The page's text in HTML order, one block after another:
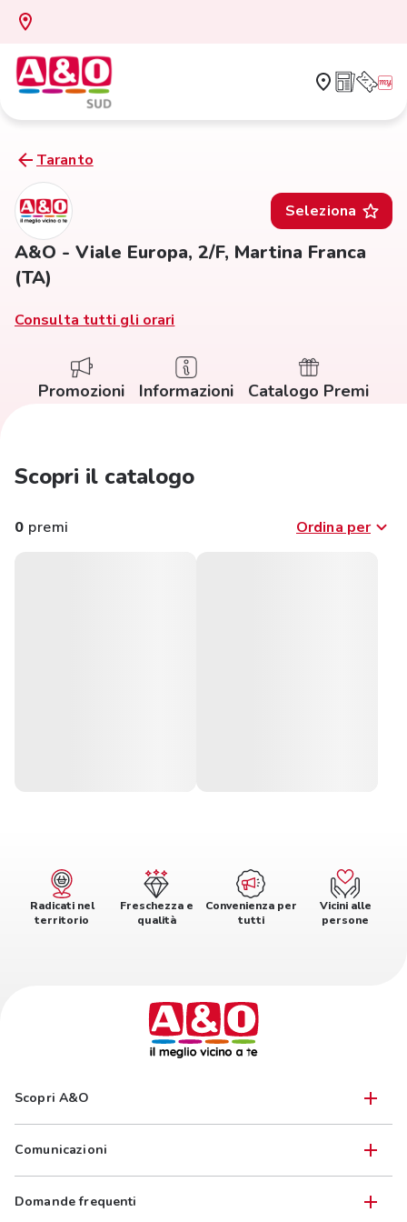
Taranto
Seleziona
A&O - Viale Europa, 2/F, Martina Franca
(TA)
Consulta tutti gli orari
Promozioni Informazioni Catalogo Premi
Scopri il catalogo
0 premi Ordina per
Radicati nel
territorio
Freschezza e
qualità
Convenienza per
tutti
Vicini alle
persone
Scopri A&O
Comunicazioni
Domande frequenti